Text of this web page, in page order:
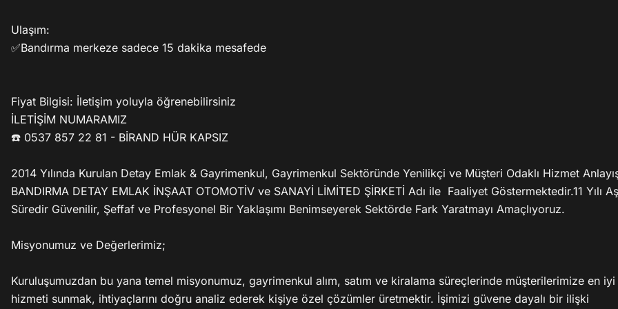
Ulaşım:
✅Bandırma merkeze sadece 15 dakika mesafede
Fiyat Bilgisi: İletişim yoluyla öğrenebilirsiniz
İLETİŞİM NUMARAMIZ
☎️ 0537 857 22 81 - BİRAND HÜR KAPSIZ
2014 Yılında Kurulan Detay Emlak & Gayrimenkul, Gayrimenkul Sektöründe Yenilikçi ve Müşteri Odaklı Hizmet
BANDIRMA DETAY EMLAK İNŞAAT OTOMOTİV ve SANAYİ LİMİTED ŞİRKETİ Adı ile  Faaliyet Göstermektedir.11 Yılı
Süredir Güvenilir, Şeffaf ve Profesyonel Bir Yaklaşımı Benimseyerek Sektörde Fark Yaratmayı Amaçlıyoruz.
Misyonumuz ve Değerlerimiz;
Kuruluşumuzdan bu yana temel misyonumuz, gayrimenkul alım, satım ve kiralama süreçlerinde müşterilerimize en iyi
hizmeti sunmak, ihtiyaçlarını doğru analiz ederek kişiye özel çözümler üretmektir. İşimizi güvene dayalı bir ilişki